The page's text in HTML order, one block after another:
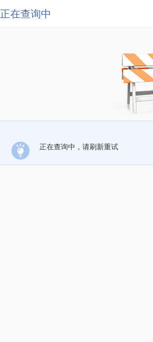
正在查询中
正在查询中，请刷新重试